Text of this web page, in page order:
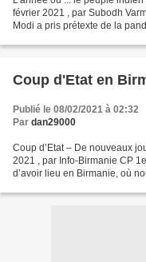
février 2021 , par Subodh
Modi a pris prétexte de la
Coup d'Etat en
Publié le 08/02/2021 à 02:32
Par dan29000
Coup d’Etat – De nouveaux
2021 , par Info-Birmanie CP
d’avoir lieu en Birmanie, où